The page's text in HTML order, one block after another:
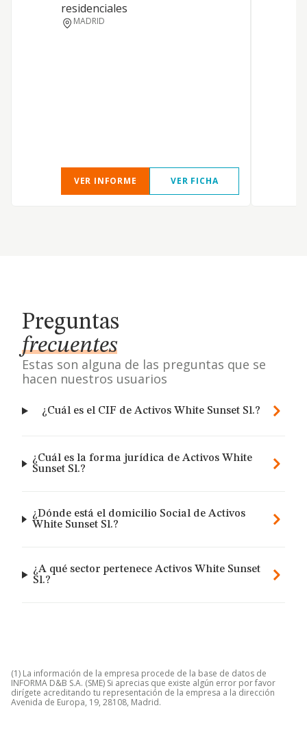
residenciales
MADRID
VER INFORME VER FICHA
Preguntas
frecuentes
Estas son alguna de las preguntas que se
hacen nuestros usuarios
¿Cuál es el CIF de Activos White Sunset Sl.?
¿Cuál es la forma jurídica de Activos White
Sunset Sl.?
¿Dónde está el domicilio Social de Activos
White Sunset Sl.?
¿A qué sector pertenece Activos White Sunset
Sl.?
(1) La información de la empresa procede de la base de datos de
INFORMA D&B S.A. (SME) Si aprecias que existe algún error por favor
dirígete acreditando tu representación de la empresa a la dirección
Avenida de Europa, 19, 28108, Madrid.